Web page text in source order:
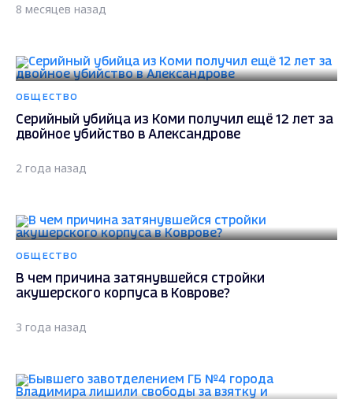
8 месяцев назад
ОБЩЕСТВО
Серийный убийца из Коми получил ещё 12 лет за
двойное убийство в Александрове
2 года назад
ОБЩЕСТВО
В чем причина затянувшейся стройки
акушерского корпуса в Коврове?
3 года назад